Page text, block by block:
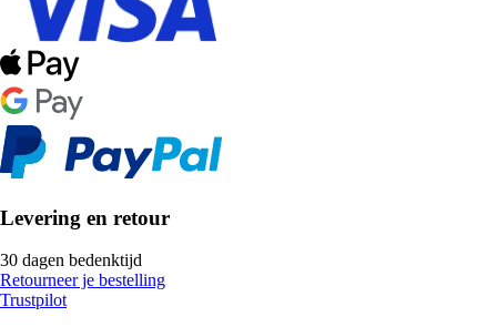
Levering en retour
30 dagen bedenktijd
Retourneer je bestelling
Trustpilot